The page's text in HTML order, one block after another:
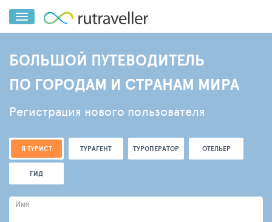
БОЛЬШОЙ ПУТЕВОДИТЕЛЬ
ПО ГОРОДАМ И СТРАНАМ МИРА
Регистрация нового пользователя
Я ТУРИСТ ТУРАГЕНТ ТУРОПЕРАТОР ОТЕЛЬЕР
ГИД
Имя